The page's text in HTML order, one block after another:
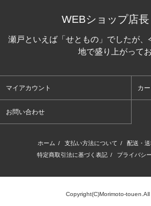
WEBショップ店
瀬戸といえば「せともの」でしたが
地で盛り上がって
マイアカウント カ
お問い合わせ
ホーム / 支払い方法について / 配送・
特定商取引法に基づく表記 / プライバシ
Copyright(C)Morimoto-touen.All